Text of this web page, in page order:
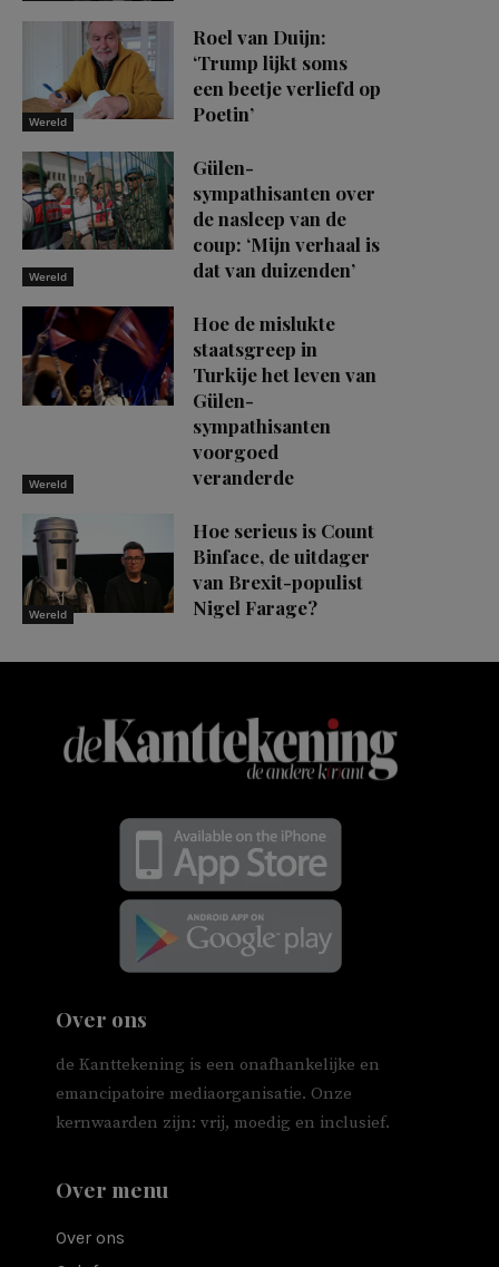
Wereld
Roel van Duijn:
‘Trump lijkt soms
een beetje verliefd op
Poetin’
Wereld
Gülen-
sympathisanten over
de nasleep van de
coup: ‘Mijn verhaal is
dat van duizenden’
Wereld
Hoe de mislukte
staatsgreep in
Turkije het leven van
Gülen-
sympathisanten
voorgoed
veranderde
Wereld
Hoe serieus is Count
Binface, de uitdager
van Brexit-populist
Nigel Farage?
Over ons
de Kanttekening is een onafhankelijke en
emancipatoire mediaorganisatie. Onze
kernwaarden zijn: vrij, moedig en inclusief.
Over menu
Over ons